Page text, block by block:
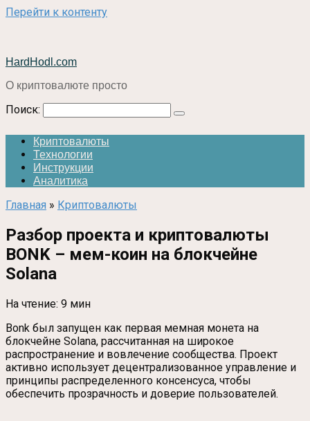
Перейти к контенту
HardHodl.com
О криптовалюте просто
Поиск:
Криптовалюты
Технологии
Инструкции
Аналитика
Главная » Криптовалюты
Разбор проекта и криптовалюты
BONK – мем-коин на блокчейне
Solana
На чтение: 9 мин
Bonk был запущен как первая мемная монета на
блокчейне Solana, рассчитанная на широкое
распространение и вовлечение сообщества. Проект
активно использует децентрализованное управление и
принципы распределенного консенсуса, чтобы
обеспечить прозрачность и доверие пользователей.